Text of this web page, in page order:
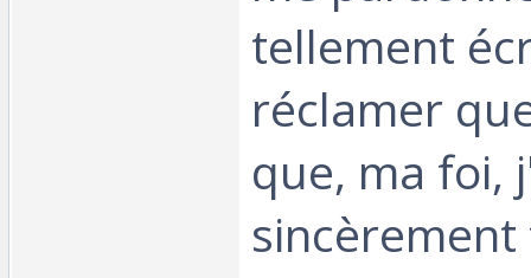
tellement
réclamer
que, ma foi,